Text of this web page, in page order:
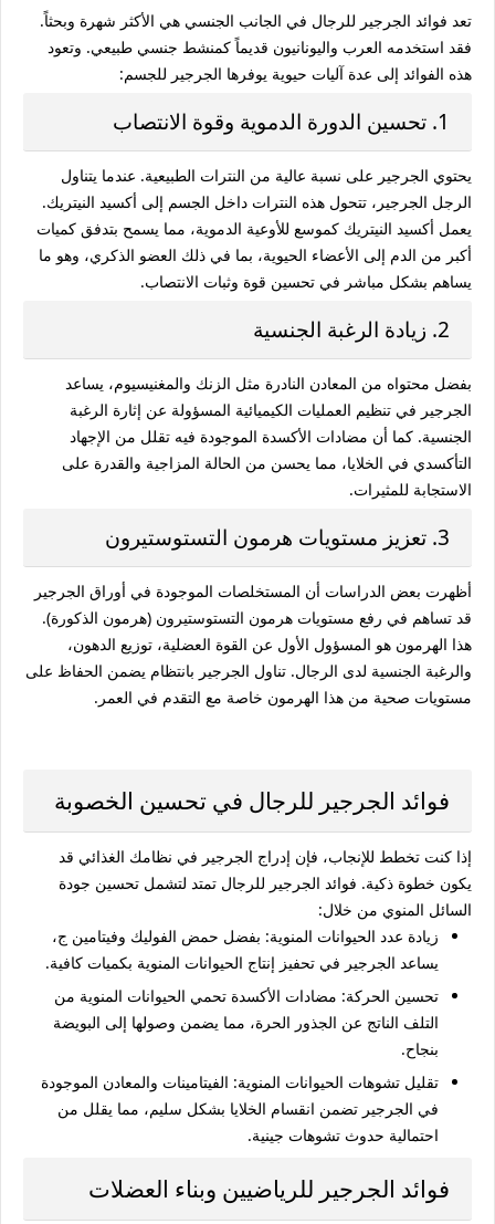
تعد فوائد الجرجير للرجال في الجانب الجنسي هي الأكثر شهرة وبحثاً.
فقد استخدمه العرب واليونانيون قديماً كمنشط جنسي طبيعي. وتعود
هذه الفوائد إلى عدة آليات حيوية يوفرها الجرجير للجسم:
1. تحسين الدورة الدموية وقوة الانتصاب
يحتوي الجرجير على نسبة عالية من النترات الطبيعية. عندما يتناول
الرجل الجرجير، تتحول هذه النترات داخل الجسم إلى أكسيد النيتريك.
يعمل أكسيد النيتريك كموسع للأوعية الدموية، مما يسمح بتدفق كميات
أكبر من الدم إلى الأعضاء الحيوية، بما في ذلك العضو الذكري، وهو ما
يساهم بشكل مباشر في تحسين قوة وثبات الانتصاب.
2. زيادة الرغبة الجنسية
بفضل محتواه من المعادن النادرة مثل الزنك والمغنيسيوم، يساعد
الجرجير في تنظيم العمليات الكيميائية المسؤولة عن إثارة الرغبة
الجنسية. كما أن مضادات الأكسدة الموجودة فيه تقلل من الإجهاد
التأكسدي في الخلايا، مما يحسن من الحالة المزاجية والقدرة على
الاستجابة للمثيرات.
3. تعزيز مستويات هرمون التستوستيرون
أظهرت بعض الدراسات أن المستخلصات الموجودة في أوراق الجرجير
قد تساهم في رفع مستويات هرمون التستوستيرون (هرمون الذكورة).
هذا الهرمون هو المسؤول الأول عن القوة العضلية، توزيع الدهون،
والرغبة الجنسية لدى الرجال. تناول الجرجير بانتظام يضمن الحفاظ على
مستويات صحية من هذا الهرمون خاصة مع التقدم في العمر.
فوائد الجرجير للرجال في تحسين الخصوبة
إذا كنت تخطط للإنجاب، فإن إدراج الجرجير في نظامك الغذائي قد
يكون خطوة ذكية. فوائد الجرجير للرجال تمتد لتشمل تحسين جودة
السائل المنوي من خلال:
زيادة عدد الحيوانات المنوية: بفضل حمض الفوليك وفيتامين ج،
يساعد الجرجير في تحفيز إنتاج الحيوانات المنوية بكميات كافية.
تحسين الحركة: مضادات الأكسدة تحمي الحيوانات المنوية من
التلف الناتج عن الجذور الحرة، مما يضمن وصولها إلى البويضة
بنجاح.
تقليل تشوهات الحيوانات المنوية: الفيتامينات والمعادن الموجودة
في الجرجير تضمن انقسام الخلايا بشكل سليم، مما يقلل من
احتمالية حدوث تشوهات جينية.
فوائد الجرجير للرياضيين وبناء العضلات